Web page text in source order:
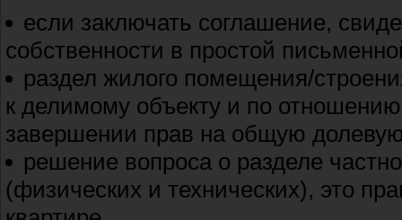
если заключать соглашение,
собственности в простой
раздел жилого помещения/
к делимому объекту и по
завершении прав на общую
решение вопроса о разделе
(физических и технических), это